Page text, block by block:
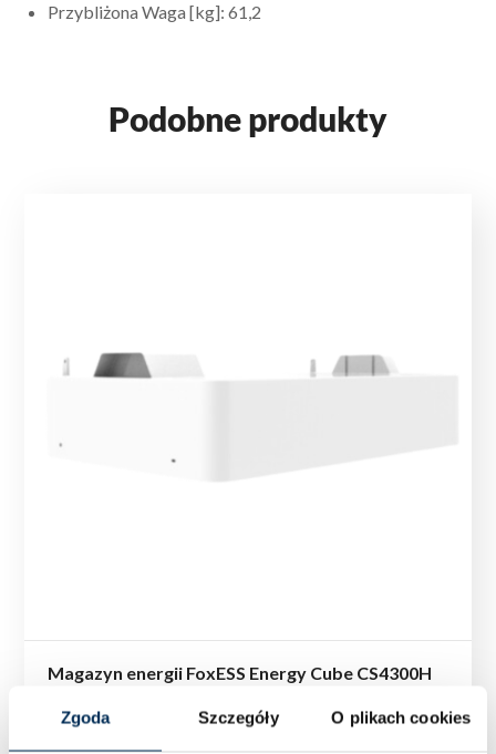
Zgoda Szczegóły O plikach cookies
Przybliżona Waga [kg]: 61,2
Podobne produkty
Magazyn energii FoxESS Energy Cube CS4300H